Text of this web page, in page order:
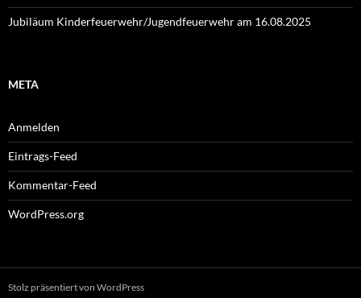
Jubiläum Kinderfeuerwehr/Jugendfeuerwehr am 16.08.2025
META
Anmelden
Eintrags-Feed
Kommentar-Feed
WordPress.org
Stolz präsentiert von WordPress